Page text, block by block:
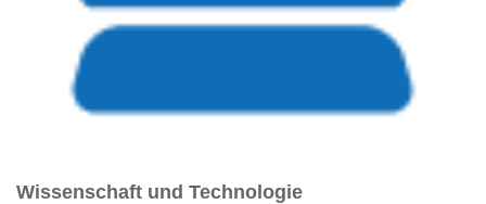
Wissenschaft und Technologie